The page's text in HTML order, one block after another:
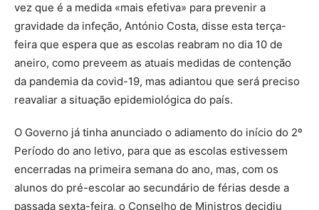
vez que é a medida «mais efetiva» para prevenir a
gravidade da infeção, António Costa, disse esta terça-
feira que espera que as escolas reabram no dia 10 de
aneiro, como preveem as atuais medidas de contenção
da pandemia da covid-19, mas adiantou que será preciso
reavaliar a situação epidemiológica do país.
O Governo já tinha anunciado o adiamento do início do 2º
Período do ano letivo, para que as escolas estivessem
encerradas na primeira semana do ano, mas, com os
alunos do pré-escolar ao secundário de férias desde a
passada sexta-feira, o Conselho de Ministros decidiu